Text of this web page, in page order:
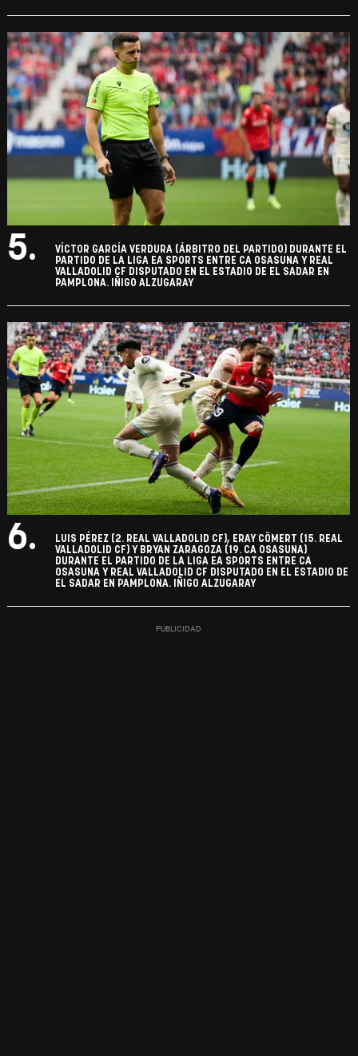
5.
VÍCTOR GARCÍA VERDURA (ÁRBITRO DEL PARTIDO) DURANTE EL
PARTIDO DE LA LIGA EA SPORTS ENTRE CA OSASUNA Y REAL
VALLADOLID CF DISPUTADO EN EL ESTADIO DE EL SADAR EN
PAMPLONA. IÑIGO ALZUGARAY
6.
LUIS PÉREZ (2. REAL VALLADOLID CF), ERAY CÖMERT (15. REAL
VALLADOLID CF) Y BRYAN ZARAGOZA (19. CA OSASUNA)
DURANTE EL PARTIDO DE LA LIGA EA SPORTS ENTRE CA
OSASUNA Y REAL VALLADOLID CF DISPUTADO EN EL ESTADIO DE
EL SADAR EN PAMPLONA. IÑIGO ALZUGARAY